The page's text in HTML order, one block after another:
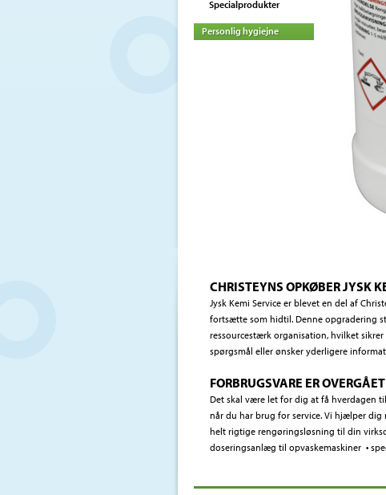
Specialprodukter
Personlig hygiejne
CHRISTEYNS OPKØBER JYSK
Jysk Kemi Service er blevet en del af
fortsætte som hidtil. Denne opgradering
ressourcestærk organisation, hvilket
spørgsmål eller ønsker yderligere
FORBRUGSVARE ER
Det skal være let for dig at få hverdagen
når du har brug for service. Vi hjælper
helt rigtige rengøringsløsning til din
doseringsanlæg til opvaskemaskiner •